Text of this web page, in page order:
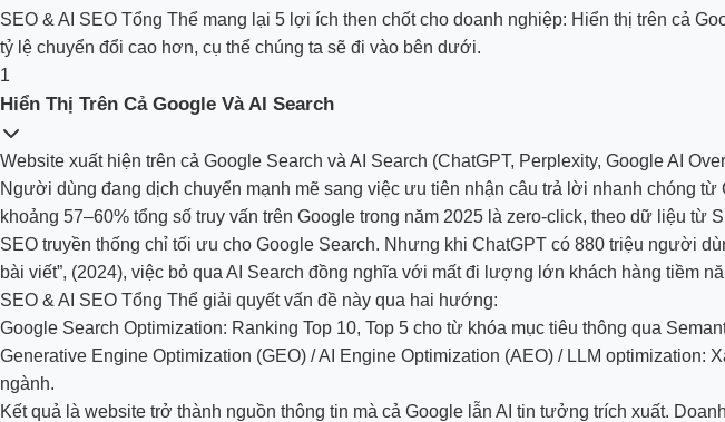
SEO & AI SEO Tổng Thể mang lại 5 lợi ích then chốt cho doanh nghiệp: Hiển thị trên cả
tỷ lệ chuyển đổi cao hơn, cụ thể chúng ta sẽ đi vào bên dưới.
1
Hiển Thị Trên Cả Google Và AI Search
Website xuất hiện trên cả Google Search và AI Search (ChatGPT, Perplexity, Google AI
Người dùng đang dịch chuyển mạnh mẽ sang việc ưu tiên nhận câu trả lời nhanh chóng
khoảng 57–60% tổng số truy vấn trên Google trong năm 2025 là zero-click, theo dữ liệu từ
SEO truyền thống chỉ tối ưu cho Google Search. Nhưng khi ChatGPT có 880 triệu người
bài viết”, (2024), việc bỏ qua AI Search đồng nghĩa với mất đi lượng lớn khách hàng tiềm
SEO & AI SEO Tổng Thể giải quyết vấn đề này qua hai hướng:
Google Search Optimization: Ranking Top 10, Top 5 cho từ khóa mục tiêu thông qua
Generative Engine Optimization (GEO) / AI Engine Optimization (AEO) / LLM
ngành.
Kết quả là website trở thành nguồn thông tin mà cả Google lẫn AI tin tưởng trích xuất.